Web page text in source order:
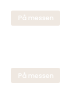
På messen
På messen